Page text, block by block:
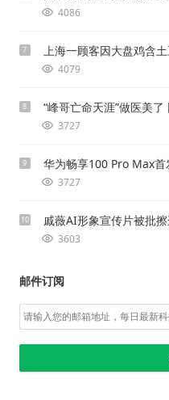
4086
7 上海一顾客因大盘鸡含
4079
8 “峰哥亡命天涯”做医美
3727
9 华为畅享100 Pro Max
3727
10 戚薇AI形象宣传片被批擦
3603
邮件订阅